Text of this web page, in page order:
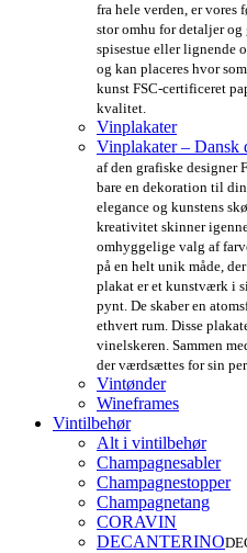
fra hele verden, er vores
stor omhu for detaljer
spisestue eller lignende
og kan placeres hvor
kunst FSC-certificeret
kvalitet.
Vinplakater
Vinplakater – Dansk
af den grafiske designer
bare en dekoration til
elegance og kunstens
kreativitet skinner
omhyggelige valg af
på en helt unik måde,
plakat er et kunstværk i
pynt. De skaber en
ethvert rum. Disse
vinelskeren. Sammen
der værdsættes for sin
Vintønder
Wineframes
Vintilbehør
Alt i vintilbehør
Champagnesabler
Champagnestopper
Champagnetang
CORAVIN
DECANTERINO